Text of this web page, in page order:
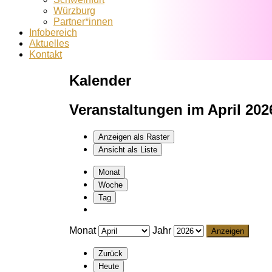
Würzburg
Partner*innen
Infobereich
Aktuelles
Kontakt
Kalender
Veranstaltungen im April
Anzeigen als Raster
Ansicht als Liste
Monat
Woche
Tag
Monat Jahr
Zurück
Heute